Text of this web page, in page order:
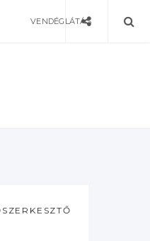
VENDÉGLÁTÁS